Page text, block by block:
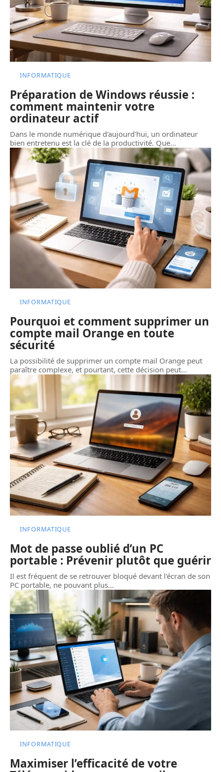
INFORMATIQUE
Préparation de Windows réussie :
comment maintenir votre
ordinateur actif
Dans le monde numérique d'aujourd'hui, un ordinateur
bien entretenu est la clé de la productivité. Que…
INFORMATIQUE
Pourquoi et comment supprimer un
compte mail Orange en toute
sécurité
La possibilité de supprimer un compte mail Orange peut
paraître complexe, et pourtant, cette décision peut…
INFORMATIQUE
Mot de passe oublié d’un PC
portable : Prévenir plutôt que guérir
Il est fréquent de se retrouver bloqué devant l'écran de son
PC portable, ne pouvant plus…
INFORMATIQUE
Maximiser l’efficacité de votre